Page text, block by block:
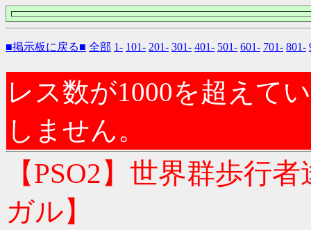
■掲示板に戻る■ 全部 1- 101- 201- 301- 401- 501- 601- 701- 801-
レス数が1000を超えて
しません。
【PSO2】世界群歩行
ガル】